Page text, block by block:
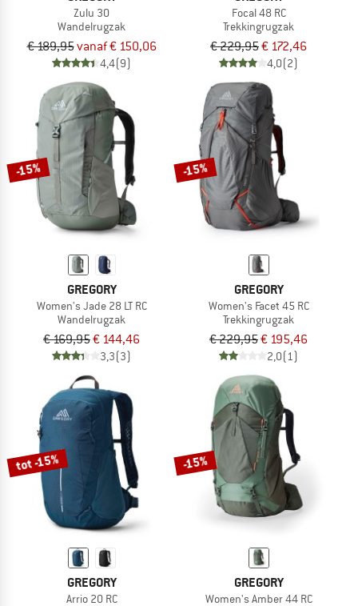
Zulu 30
Wandelrugzak
€ 189,95vanaf € 150,06
4,4(9)
Focal 48 RC
Trekkingrugzak
€ 229,95€ 172,46
4,0(2)
-15%
GREGORY
Women's Jade 28 LT RC
Wandelrugzak
€ 169,95€ 144,46
3,3(3)
-15%
GREGORY
Women's Facet 45 RC
Trekkingrugzak
€ 229,95€ 195,46
2,0(1)
tot -15%
GREGORY
Arrio 20 RC
-15%
GREGORY
Women's Amber 44 RC